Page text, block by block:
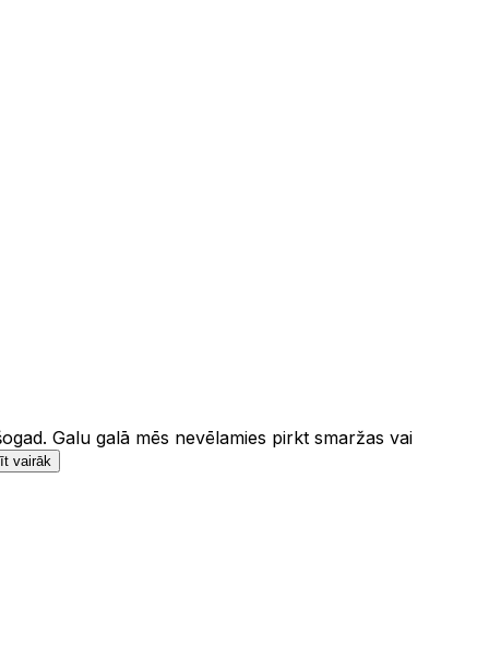
Galu galā mēs nevēlamies pirkt smaržas vai
vairāk